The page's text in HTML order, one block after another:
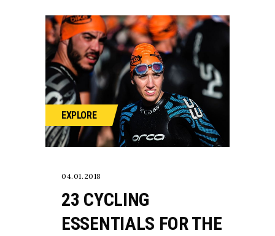
EXPLORE
04.01.2018
23 CYCLING
ESSENTIALS FOR THE